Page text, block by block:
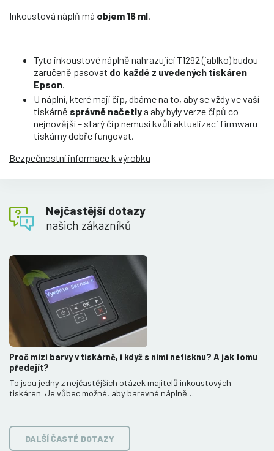
Inkoustová náplň má objem 16 ml
Tyto inkoustové náplně nahrazující T1292 (jablko) budou
zaručeně pasovat do každé z uvedených tiskáren
Epson
U náplní, které mají čip, dbáme na to, aby se vždy ve vaší
tiskárně správně načetlya aby byly verze čipů co
nejnovější – starý čip nemusí kvůli aktualizaci firmwaru
tiskárny dobře fungovat.
Bezpečnostní informace k výrobku
Nejčastější dotazy
našich zákazníků
Proč mizí barvy v tiskárně, i když s nimi netisknu? A jak tomu
předejít?
To jsou jedny z nejčastějších otázek majitelů inkoustových
tiskáren. Je vůbec možné, aby barevné náplně…
DALŠÍ ČASTÉ DOTAZY